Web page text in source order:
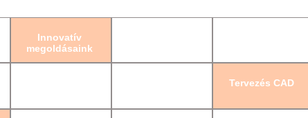
Innovatív
megoldásaink
Tervezés CAD